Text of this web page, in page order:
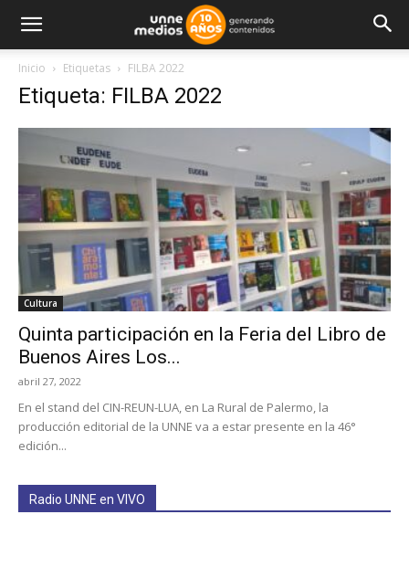
Inicio Etiquetas FILBA 2022
Etiqueta: FILBA 2022
Cultura
Quinta participación en la Feria del Libro de
Buenos Aires Los...
abril 27, 2022
En el stand del CIN-REUN-LUA, en La Rural de Palermo, la
producción editorial de la UNNE va a estar presente en la 46°
edición...
Radio UNNE en VIVO